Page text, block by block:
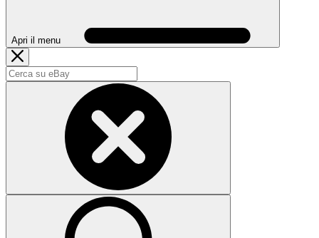
Apri il menu